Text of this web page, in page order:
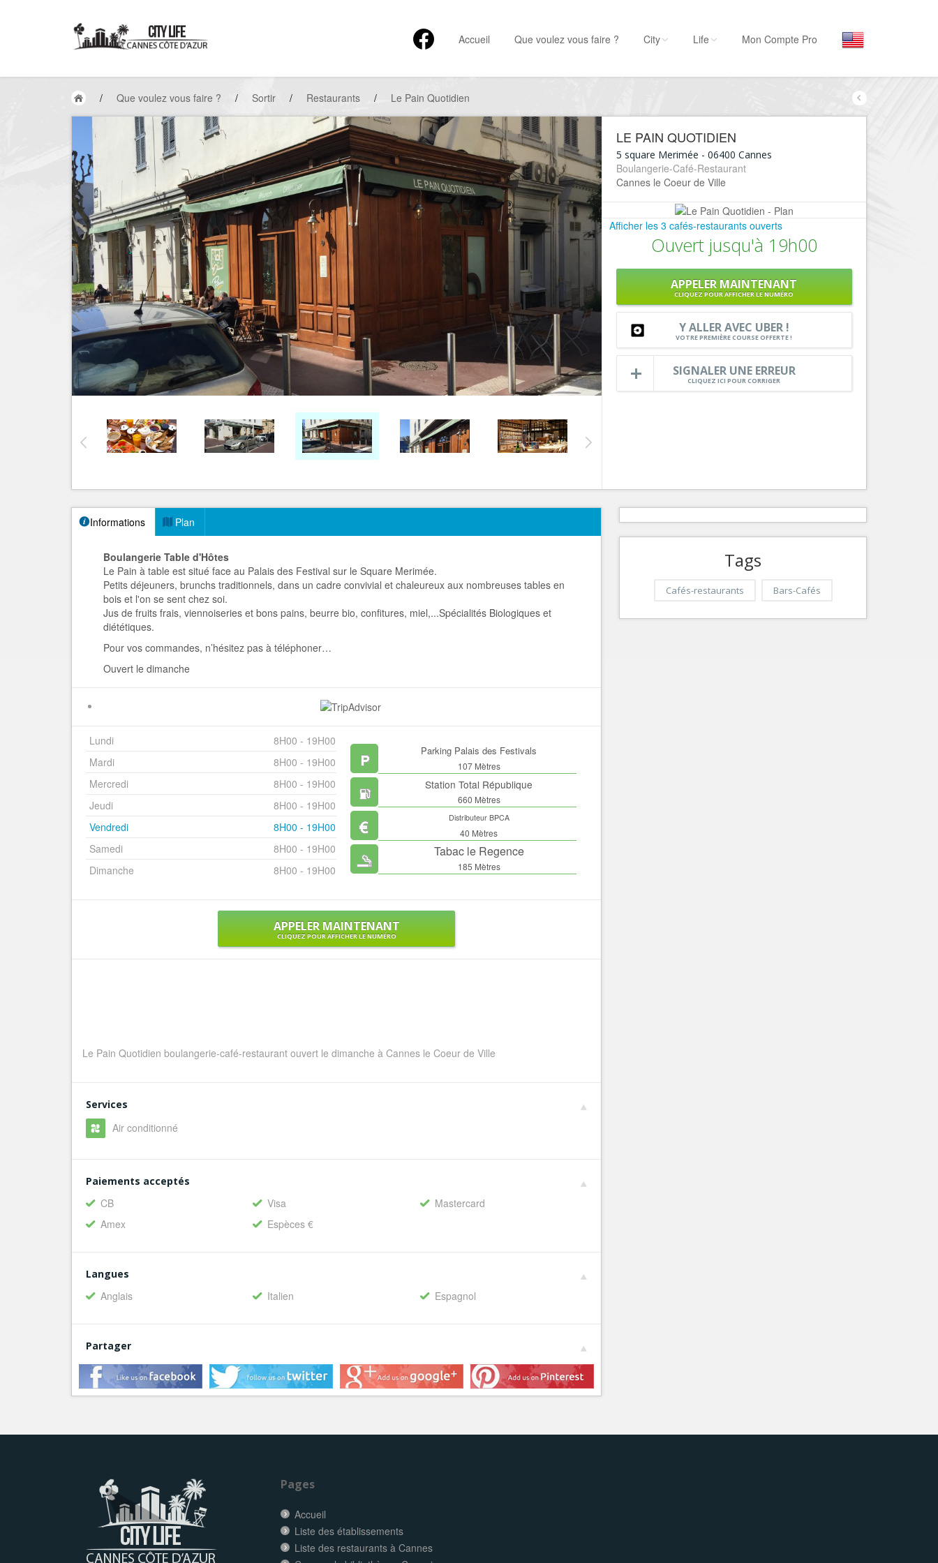
Accueil Que voulez vous faire ?
Commerces
Mode, ...
Loisirs
Plages, sports, ...
Tourisme, ...
City Life Mon Compte Pro
/ Que voulez vous faire ? / Sortir / Restaurants / Le Pain Quotidien
LE PAIN QUOTIDIEN
5 square Merimée - 06400 Cannes
Boulangerie-Café-Restaurant
Cannes le Coeur de Ville
Afficher les 3 cafés-restaurants ouverts
Ouvert jusqu'à 19h00
APPELER MAINTENANT
CLIQUEZ POUR AFFICHER LE NUMÉRO
Y ALLER AVEC UBER !
VOTRE PREMIÈRE COURSE OFFERTE !
SIGNALER UNE ERREUR
CLIQUEZ ICI POUR CORRIGER
Informations Plan
Boulangerie Table d'Hôtes
Le Pain à table est situé face au Palais des Festival sur le Square Merimée.
Petits déjeuners, brunchs traditionnels, dans un cadre convivial et chaleureux aux nombreuses tables en
bois et l'on se sent chez soi.
Jus de fruits frais, viennoiseries et bons pains, beurre bio, confitures, miel,...Spécialités Biologiques et
diététiques.
Pour vos commandes, n’hésitez pas à téléphoner…
Ouvert le dimanche
Lundi
8H00 - 19H00
Mardi
8H00 - 19H00
Mercredi
8H00 - 19H00
Jeudi
8H00 - 19H00
Vendredi
8H00 - 19H00
Samedi
8H00 - 19H00
Dimanche
8H00 - 19H00
Parking Palais des Festivals
107 Mètres
Station Total République
660 Mètres
Distributeur BPCA
40 Mètres
Tabac le Regence
185 Mètres
APPELER MAINTENANT
CLIQUEZ POUR AFFICHER LE NUMÉRO
Le Pain Quotidien boulangerie-café-restaurant ouvert le dimanche à Cannes le Coeur de Ville
Services
Air conditionné
Paiements acceptés
CB Visa
Mastercard
Amex
Espèces €
Langues
Anglais Italien Espagnol
Partager
Tags
Cafés-restaurants Bars-Cafés
Pages
Accueil
Liste des établissements
Liste des restaurants à Cannes